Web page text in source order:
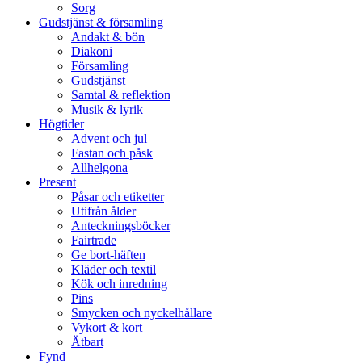
Sorg
Gudstjänst & församling
Andakt & bön
Diakoni
Församling
Gudstjänst
Samtal & reflektion
Musik & lyrik
Högtider
Advent och jul
Fastan och påsk
Allhelgona
Present
Påsar och etiketter
Utifrån ålder
Anteckningsböcker
Fairtrade
Ge bort-häften
Kläder och textil
Kök och inredning
Pins
Smycken och nyckelhållare
Vykort & kort
Ätbart
Fynd